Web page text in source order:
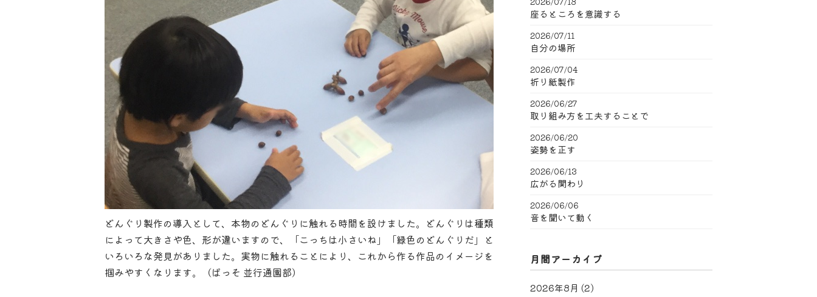
どんぐり製作の導入として、本物のどんぐりに触れる時間を設けました。どんぐりは種類
によって大きさや色、形が違いますので、「こっちは小さいね」「緑色のどんぐりだ」と
いろいろな発見がありました。実物に触れることにより、これから作る作品のイメージを
掴みやすくなります。（ぱっそ 並行通園部）
座るところを意識する
2026/07/11
自分の場所
2026/07/04
折り紙製作
2026/06/27
取り組み方を工夫することで
2026/06/20
姿勢を正す
2026/06/13
広がる関わり
2026/06/06
音を聞いて動く
月間アーカイブ
2026年8月 (2)